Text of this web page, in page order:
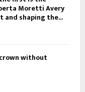
Moretti Avery
and shaping the...
without